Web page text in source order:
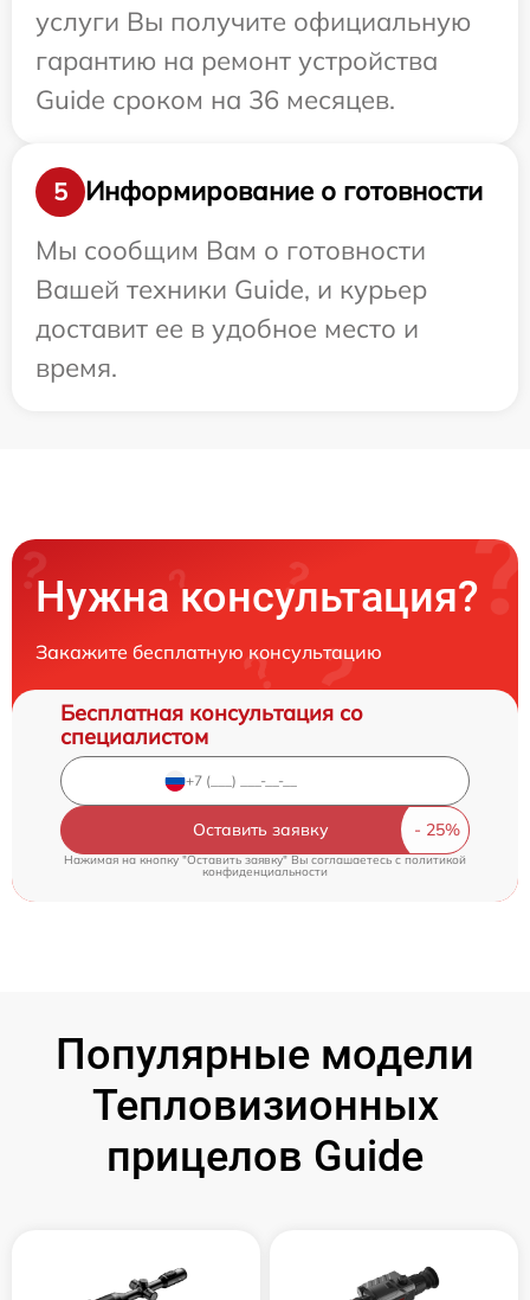
услуги Вы получите официальную
гарантию на ремонт устройства
Guide сроком на 36 месяцев.
5
Информирование о готовности
Мы сообщим Вам о готовности
Вашей техники Guide, и курьер
доставит ее в удобное место и
время.
Нужна консультация?
Закажите бесплатную консультацию
Бесплатная консультация со
специалистом
Оставить заявку
Нажимая на кнопку "Оставить заявку" Вы соглашаетесь cполитикой
конфиденциальности
Популярные модели
Тепловизионных
прицелов Guide